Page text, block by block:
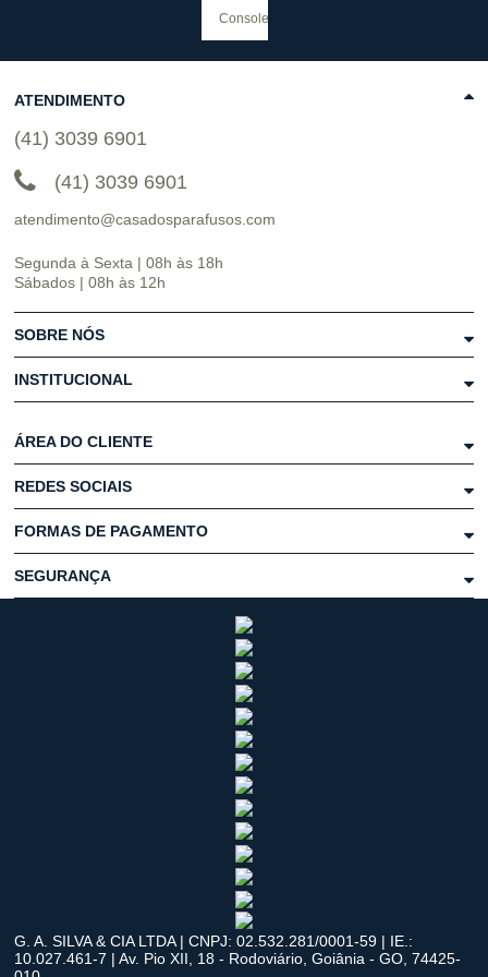
ATENDIMENTO
(41) 3039 6901
(41) 3039 6901
atendimento@casadosparafusos.com
Segunda à Sexta | 08h às 18h
Sábados | 08h às 12h
SOBRE NÓS
INSTITUCIONAL
ÁREA DO CLIENTE
REDES SOCIAIS
FORMAS DE PAGAMENTO
SEGURANÇA
G. A. SILVA & CIA LTDA | CNPJ: 02.532.281/0001-59 | IE.:
10.027.461-7 | Av. Pio XII, 18 - Rodoviário, Goiânia - GO, 74425-